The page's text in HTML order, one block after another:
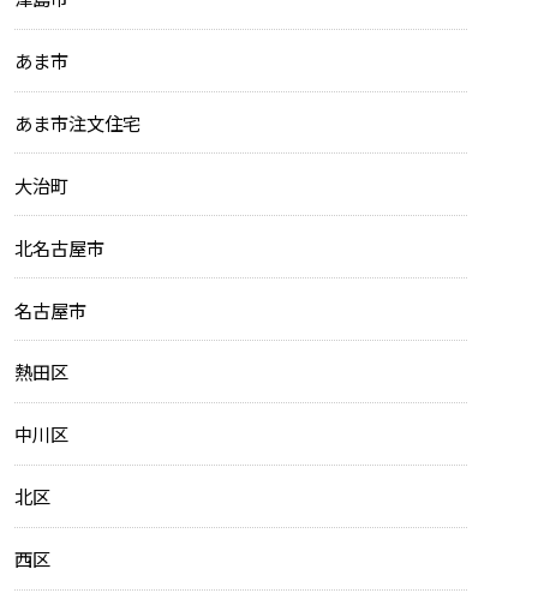
あま市
あま市注文住宅
大治町
北名古屋市
名古屋市
熱田区
中川区
北区
西区